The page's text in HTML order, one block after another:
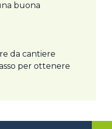
buona
da cantiere
per ottenere